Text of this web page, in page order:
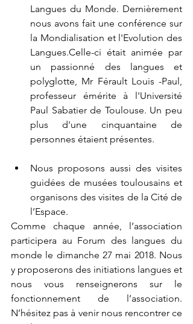
Langues du Monde. Dernièrement
nous avons fait une conférence sur
la Mondialisation et l'Evolution des
Langues.Celle-ci était animée par
un passionné des langues et
polyglotte, Mr Férault Louis -Paul,
professeur émérite à l'Université
Paul Sabatier de Toulouse. Un peu
plus d'une cinquantaine de
personnes étaient présentes.
Nous proposons aussi des visites
guidées de musées toulousains et
organisons des visites de la Cité de
l’Espace.
Comme chaque année, l’association
participera au Forum des langues du
monde le dimanche 27 mai 2018. Nous
y proposerons des initiations langues et
nous vous renseignerons sur le
fonctionnement de l’association.
N’hésitez pas à venir nous rencontrer ce